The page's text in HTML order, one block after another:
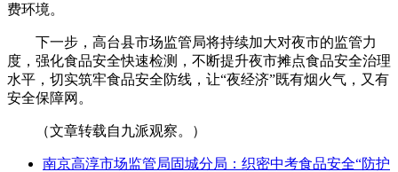
费环境。
下一步，高台县市场监管局将持续加大对夜市的监管力
度，强化食品安全快速检测，不断提升夜市摊点食品安全治理
水平，切实筑牢食品安全防线，让“夜经济”既有烟火气，又有
安全保障网。
（文章转载自九派观察。）
南京高淳市场监管局固城分局：织密中考食品安全“防护